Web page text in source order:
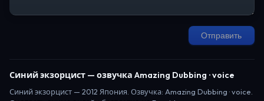
Отправить
Синий экзорцист — озвучка Amazing Dubbing · voice
Синий экзорцист— 2012 Япония. Озвучка: Amazing Dubbing · voice.